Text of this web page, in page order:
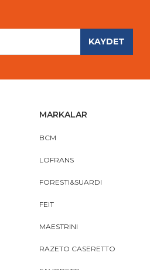
KAYDET
MARKALAR
BCM
LOFRANS
FORESTI&SUARDI
FEIT
MAESTRINI
RAZETO CASERETTO